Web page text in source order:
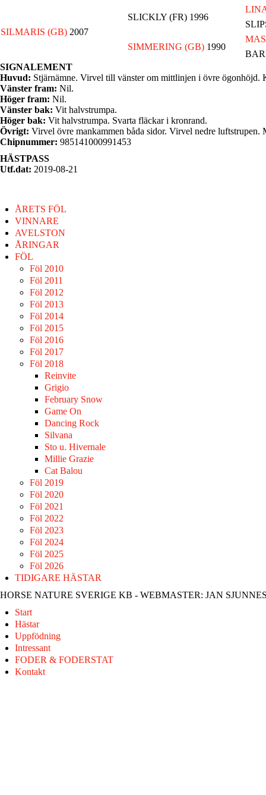
SILMARIS (GB) 2007
SLICKLY (FR) 1996
SIMMERING (GB) 1990
SIGNALEMENT
Huvud: Stjärnämne. Virvel till vänster om mittlinjen i övre ögonhöjd.
Vänster fram: Nil.
Höger fram: Nil.
Vänster bak: Vit halvstrumpa.
Höger bak: Vit halvstrumpa. Svarta fläckar i kronrand.
Övrigt: Virvel övre mankammen båda sidor. Virvel nedre
Chipnummer: 985141000991453
HÄSTPASS
Utf.dat: 2019-08-21
ÅRETS FÖL
VINNARE
AVELSTON
ÅRINGAR
FÖL
Föl 2010
Föl 2011
Föl 2012
Föl 2013
Föl 2014
Föl 2015
Föl 2016
Föl 2017
Föl 2018
Reinvite
Grigio
February Snow
Game On
Dancing Rock
Silvana
Sto u. Hivernale
Millie Grazie
Cat Balou
Föl 2019
Föl 2020
Föl 2021
Föl 2022
Föl 2023
Föl 2024
Föl 2025
Föl 2026
TIDIGARE HÄSTAR
HORSE NATURE SVERIGE KB - WEBMASTER: JAN
Start
Hästar
Uppfödning
Intressant
FODER & FODERSTAT
Kontakt